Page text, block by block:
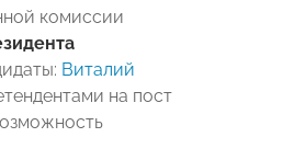
комиссии
Виталий
на пост